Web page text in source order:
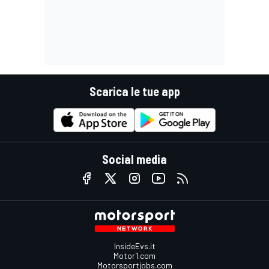
Scarica le tue app
Social media
InsideEvs.it
Motor1.com
Motorsportjobs.com